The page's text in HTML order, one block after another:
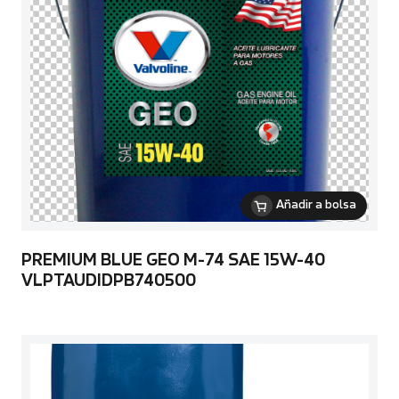
Añadir a bolsa
PREMIUM BLUE GEO M-74 SAE 15W-40
VLPTAUDIDPB740500